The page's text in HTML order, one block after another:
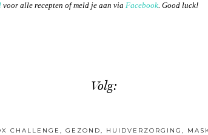
voor alle recepten of meld je aan via Facebook. Good luck!
Volg:
CHALLENGE , GEZOND, HUIDVERZORGING ,